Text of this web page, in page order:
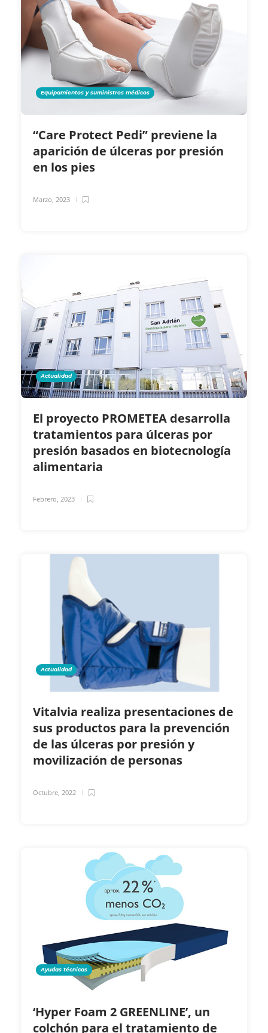
Equipamientos y suministros médicos
“Care Protect Pedi” previene la
aparición de úlceras por presión
en los pies
Marzo, 2023
Actualidad
El proyecto PROMETEA desarrolla
tratamientos para úlceras por
presión basados en biotecnología
alimentaria
Febrero, 2023
Actualidad
Vitalvia realiza presentaciones de
sus productos para la prevención
de las úlceras por presión y
movilización de personas
Octubre, 2022
Ayudas técnicas
‘Hyper Foam 2 GREENLINE’, un
colchón para el tratamiento de